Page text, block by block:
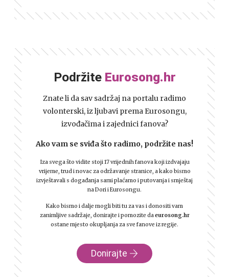
Podržite Eurosong.hr
Znate li da sav sadržaj na portalu radimo
volonterski, iz ljubavi prema Eurosongu,
izvođačima i zajednici fanova?
Ako vam se sviđa što radimo, podržite nas!
Iza svega što vidite stoji 17 vrijednih fanova koji izdvajaju
vrijeme, trud i novac za održavanje stranice, a kako bismo
izvještavali s događanja sami plaćamo i putovanja i smještaj
na Dori i Eurosongu.
Kako bismo i dalje mogli biti tu za vas i donositi vam
zanimljive sadržaje, donirajte i pomozite daeurosong.hr
ostane mjesto okupljanja za sve fanove iz regije.
Donirajte